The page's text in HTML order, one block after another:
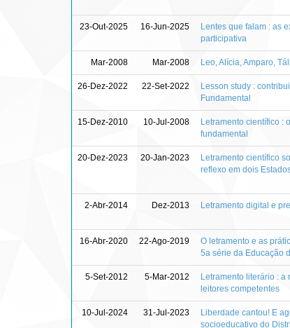
23-Out-2025 16-Jun-2025
Lentes que falam : as
participativa
Mar-2008 Mar-2008 Leo, Alícia, Amparo,
26-Dez-2022 22-Set-2022
Lesson study :
Fundamental
15-Dez-2010 10-Jul-2008
Letramento científico :
fundamental
20-Dez-2023 20-Jan-2023
Letramento científico
reflexo em dois
2-Abr-2014 Dez-2013 Letramento digital e
16-Abr-2020 22-Ago-2019
O letramento e as
5a série da Educação
5-Set-2012 5-Mar-2012
Letramento literário : a
leitores competentes
10-Jul-2024 31-Jul-2023
Liberdade cantou! E
socioeducativo do